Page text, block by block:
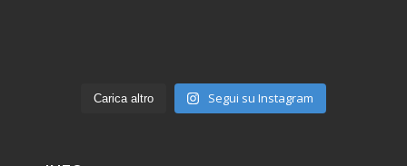
Carica altro Segui su Instagram